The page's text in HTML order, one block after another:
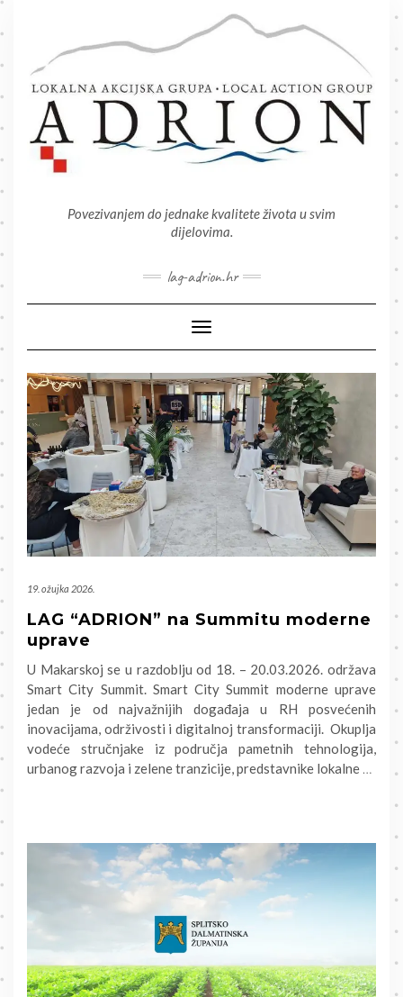
Skip
Povezivanjem do jednake kvalitete života u svim
dijelovima.
lag-adrion.hr
Toggle Navigation
19. ožujka 2026.
LAG “ADRION” na Summitu moderne
uprave
U Makarskoj se u razdoblju od 18. – 20.03.2026. održava
Smart City Summit. Smart City Summit moderne uprave
jedan je od najvažnijih događaja u RH posvećenih
inovacijama, održivosti i digitalnoj transformaciji. Okuplja
vodeće stručnjake iz područja pametnih tehnologija,
urbanog razvoja i zelene tranzicije, predstavnike lokalne …